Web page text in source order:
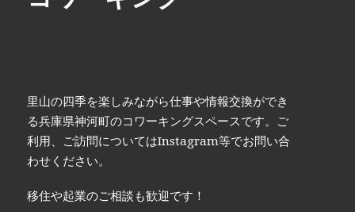
里山の四季を楽しみながら仕事や情報交換ができ
る兵庫県神河町のコワーキングスペースです。ご
利用、ご訪問についてはInstagram等でお問い合
わせください。
移住や起業のご相談も歓迎です！